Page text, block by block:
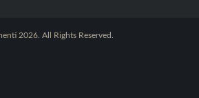
2026. All Rights Reserved.